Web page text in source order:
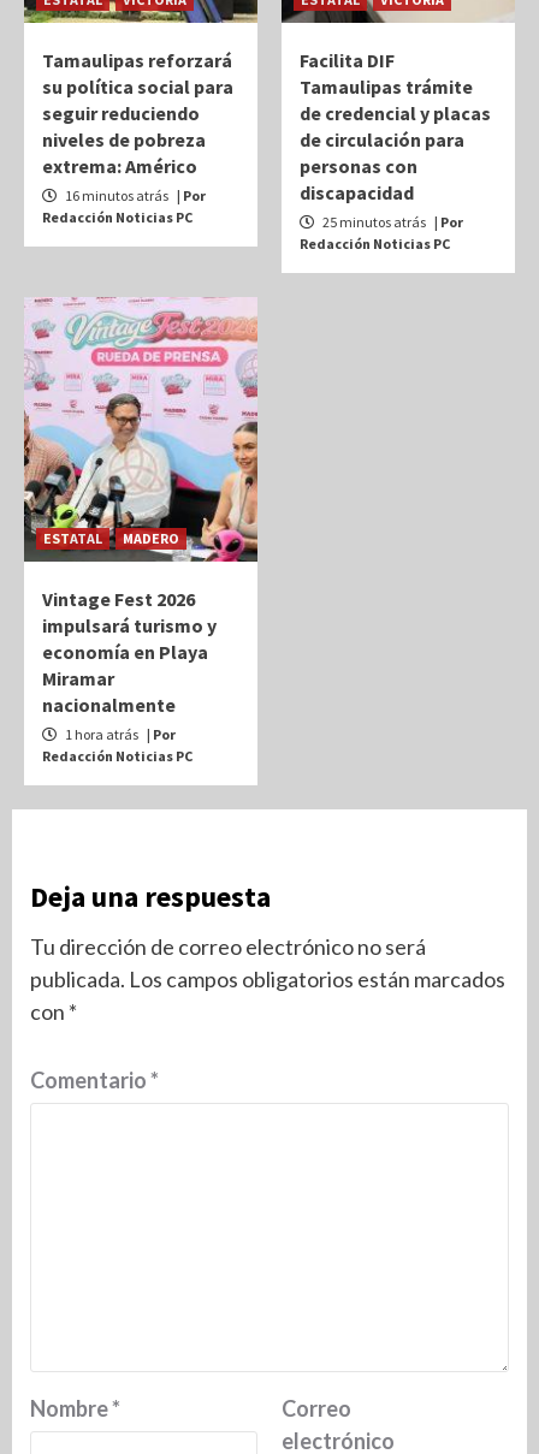
Tamaulipas reforzará
su política social para
seguir reduciendo
niveles de pobreza
extrema: Américo
16 minutos atrás | Por
Redacción Noticias PC
Facilita DIF
Tamaulipas trámite
de credencial y placas
de circulación para
personas con
discapacidad
25 minutos atrás | Por
Redacción Noticias PC
ESTATAL MADERO
Vintage Fest 2026
impulsará turismo y
economía en Playa
Miramar
nacionalmente
1 hora atrás | Por
Redacción Noticias PC
Deja una respuesta
Tu dirección de correo electrónico no será
publicada. Los campos obligatorios están marcados
con *
Comentario*
Nombre*
Correo
electrónico